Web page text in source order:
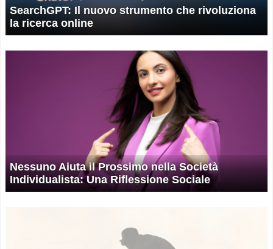
SearchGPT: Il nuovo strumento che rivoluziona
la ricerca online
Nessuno Aiuta il Prossimo nella Società
Individualista: Una Riflessione Sociale